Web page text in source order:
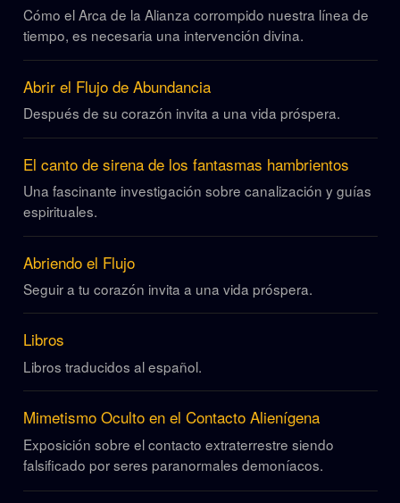
Cómo el Arca de la Alianza corrompido nuestra línea de
tiempo, es necesaria una intervención divina.
Abrir el Flujo de Abundancia
Después de su corazón invita a una vida próspera.
El canto de sirena de los fantasmas hambrientos
Una fascinante investigación sobre canalización y guías
espirituales.
Abriendo el Flujo
Seguir a tu corazón invita a una vida próspera.
Libros
Libros traducidos al español.
Mimetismo Oculto en el Contacto Alienígena
Exposición sobre el contacto extraterrestre siendo
falsificado por seres paranormales demoníacos.